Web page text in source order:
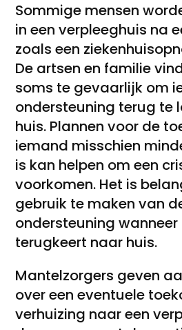
Sommige mensen
in een verpleeghuis na
zoals een
De artsen en familie
soms te gevaarlijk om
ondersteuning terug te
huis. Plannen voor de
iemand misschien
is kan helpen om een
voorkomen. Het is
gebruik te maken van
ondersteuning
terugkeert naar huis.
Mantelzorgers geven
over een eventuele
verhuizing naar een